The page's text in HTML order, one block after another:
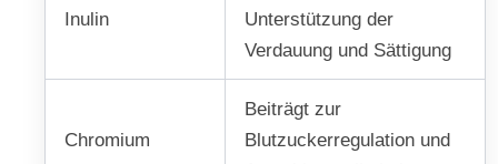
Inulin
Unterstützung der
Verdauung und Sättigung
Chromium
Beiträgt zur
Blutzuckerregulation und